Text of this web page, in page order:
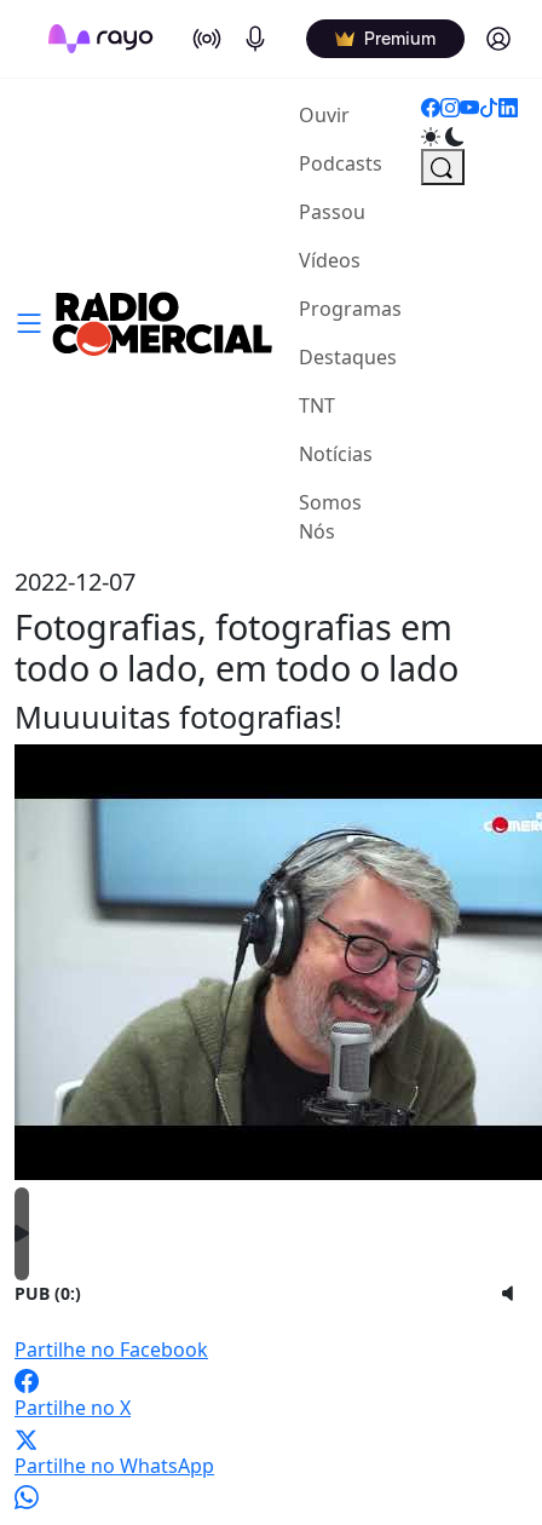
On Air Podcasts Premium Log in
Ouvir(current)
Podcasts
Passou
Vídeos
Programas
Destaques
TNT
Notícias
Somos
Nós
2022-12-07
Fotografias, fotografias em
todo o lado, em todo o lado
Muuuuitas fotografias!
PUB (0:)
Partilhe no Facebook
Partilhe no X
Partilhe no WhatsApp